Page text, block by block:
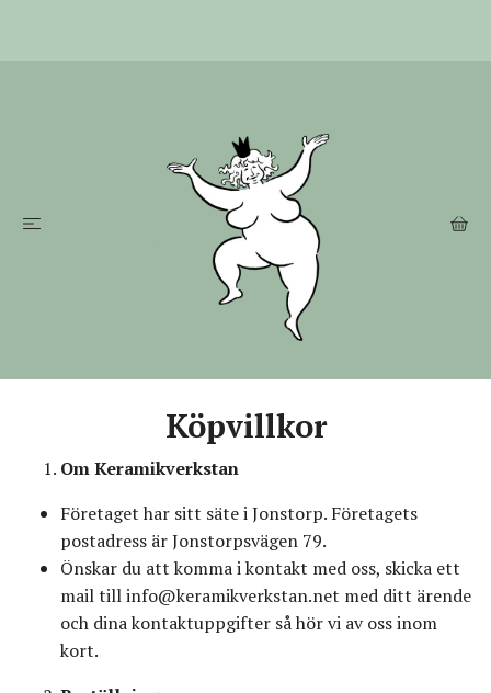
Köpvillkor
Om Keramikverkstan
Företaget har sitt säte i Jonstorp. Företagets
postadress är Jonstorpsvägen 79.
Önskar du att komma i kontakt med oss, skicka ett
mail tillinfo@keramikverkstan.net med ditt ärende
och dina kontaktuppgifter så hör vi av oss inom
kort.